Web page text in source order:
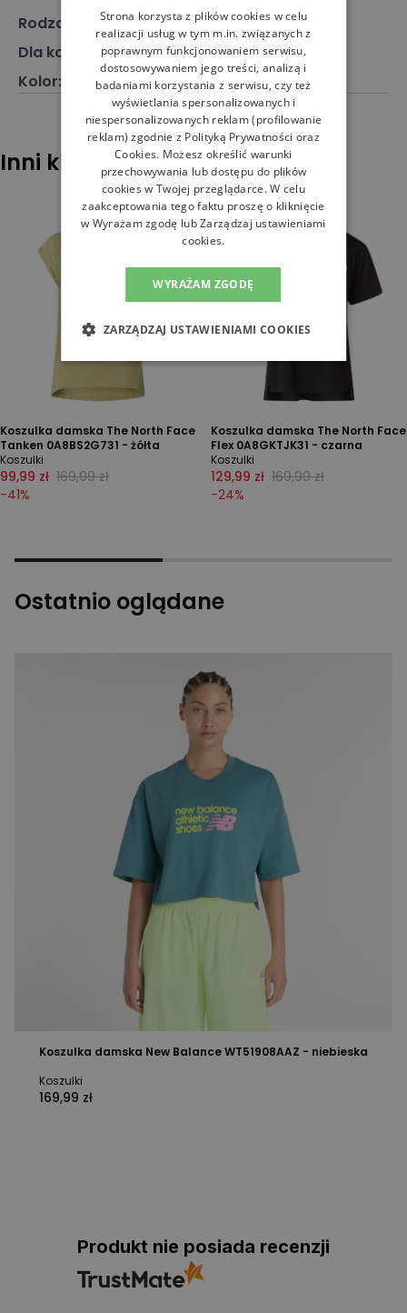
Rodzaj
Odzież, Koszulka
Dla kogo
Dla niej
Kolor: Niebieski
Inni klienci sprawdzali również
Koszulka damska The North Face
Tanken 0A8BS2G731 - żółta
Koszulki
99,99 zł 169,99 zł
-41%
Koszulka damska The North Face
Flex 0A8GKTJK31 - czarna
Koszulki
129,99 zł 169,99 zł
-24%
Ostatnio oglądane
Koszulka damska New Balance WT51908AAZ - niebieska
Koszulki
169,99 zł
Produkt nie posiada recenzji
Strona korzysta z plików cookies w celu
realizacji usług w tym m.in. związanych z
poprawnym funkcjonowaniem serwisu,
dostosowywaniem jego treści, analizą i
badaniami korzystania z serwisu, czy też
wyświetlania spersonalizowanych i
niespersonalizowanych reklam (profilowanie
reklam) zgodnie z Polityką Prywatności oraz
Cookies. Możesz określić warunki
przechowywania lub dostępu do plików
cookies w Twojej przeglądarce. W celu
zaakceptowania tego faktu proszę o kliknięcie
w Wyrażam zgodę lub Zarządzaj ustawieniami
cookies.
WYRAŻAM ZGODĘ
ZARZĄDZAJ USTAWIENIAMI COOKIES